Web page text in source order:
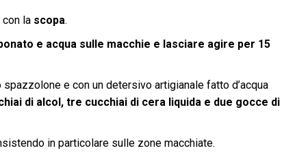
la scopa.
e acqua sulle macchie e lasciare agire per 15
e con un detersivo artigianale fatto d’acqua
di alcol, tre cucchiai di cera liquida e due gocce di
in particolare sulle zone macchiate.